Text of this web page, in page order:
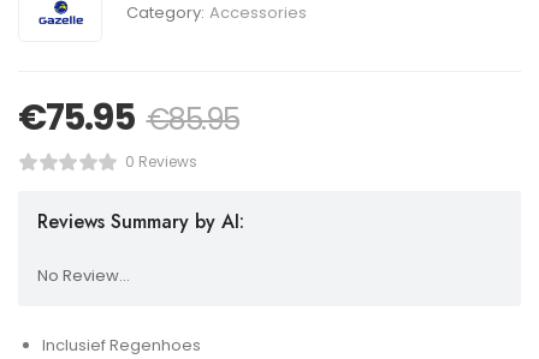
Category: Accessories
€75.95 €85.95
0 Reviews
Reviews Summary by AI:
No Review...
Inclusief Regenhoes